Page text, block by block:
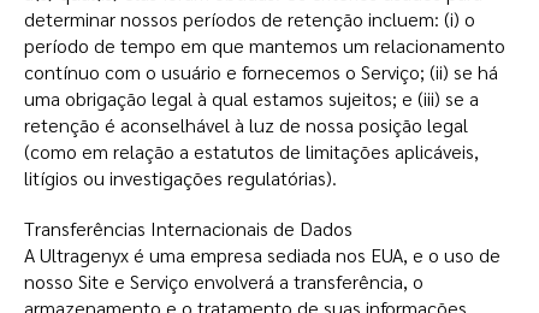
determinar nossos períodos de retenção incluem: (i) o
período de tempo em que mantemos um relacionamento
contínuo com o usuário e fornecemos o Serviço; (ii) se há
uma obrigação legal à qual estamos sujeitos; e (iii) se a
retenção é aconselhável à luz de nossa posição legal
(como em relação a estatutos de limitações aplicáveis,
litígios ou investigações regulatórias).
Transferências Internacionais de Dados
A Ultragenyx é uma empresa sediada nos EUA, e o uso de
nosso Site e Serviço envolverá a transferência, o